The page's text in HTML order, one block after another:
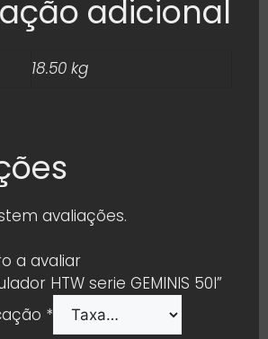
adicional
18.50 kg
avaliações.
a avaliar
HTW serie GEMINIS 50l”
*